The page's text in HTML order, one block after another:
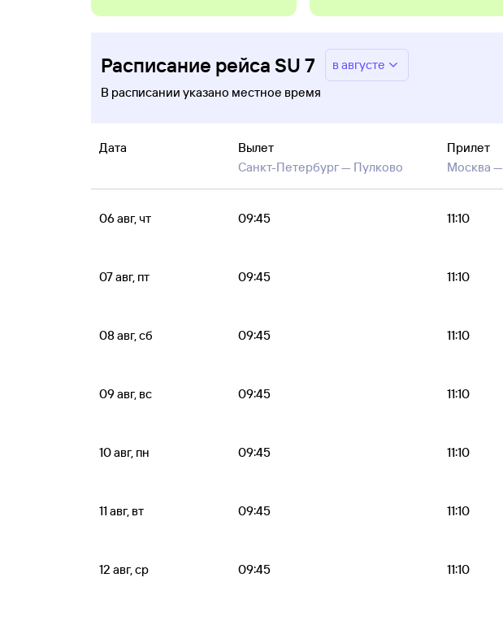
Расписание рейса SU 7
в августе
В расписании указано местное время
Дата
Вылет
Санкт-Петербург — Пулково
Прилет
Москва —
06 авг, чт 09:45 11:10
07 авг, пт 09:45 11:10
08 авг, сб 09:45 11:10
09 авг, вс 09:45 11:10
10 авг, пн 09:45 11:10
11 авг, вт 09:45 11:10
12 авг, ср 09:45 11:10